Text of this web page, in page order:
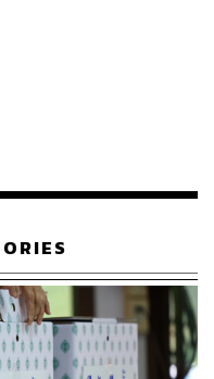
างคือ ในฉบับเดียว
อกฎหมายที่เสนอทั้ง 4
ายเป็นคนละฉบับกัน แต่
งกัน ในกรณีนี้ไม่มี